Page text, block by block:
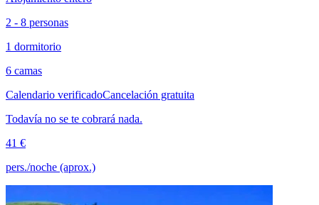
2 - 8 personas
1 dormitorio
6 camas
Calendario verificadoCancelación gratuita
Todavía no se te cobrará nada.
41 €
pers./noche (aprox.)